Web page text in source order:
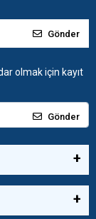
Gönder
olmak için kayıt
Gönder